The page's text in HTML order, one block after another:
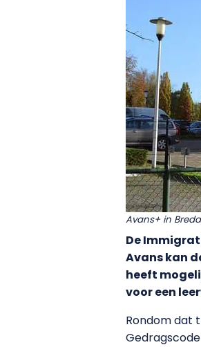
Avans+ in Breda
De
Avans kan
heeft
voor een
Rondom dat